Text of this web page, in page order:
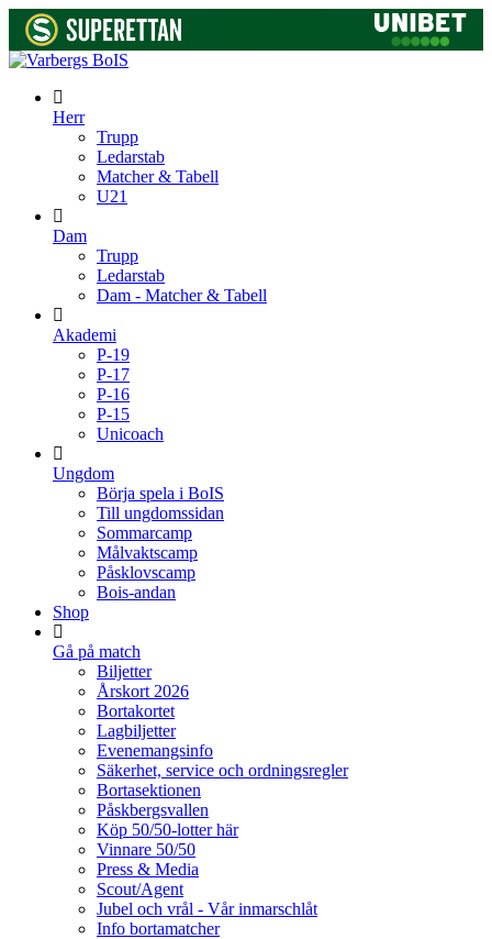
Herr
Trupp
Ledarstab
Matcher & Tabell
U21
Dam
Trupp
Ledarstab
Dam - Matcher & Tabell
Akademi
P-19
P-17
P-16
P-15
Unicoach
Ungdom
Börja spela i BoIS
Till ungdomssidan
Sommarcamp
Målvaktscamp
Påsklovscamp
Bois-andan
Shop
Gå på match
Biljetter
Årskort 2026
Bortakortet
Lagbiljetter
Evenemangsinfo
Säkerhet, service och ordningsregler
Bortasektionen
Påskbergsvallen
Köp 50/50-lotter här
Vinnare 50/50
Press & Media
Scout/Agent
Jubel och vrål - Vår inmarschlåt
Info bortamatcher